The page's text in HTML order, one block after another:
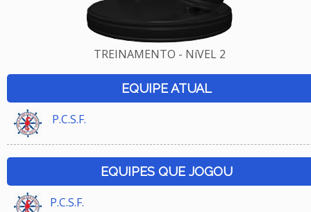
TREINAMENTO - NíVEL 2
EQUIPE ATUAL
P.C.S.F.
EQUIPES QUE JOGOU
P.C.S.F.